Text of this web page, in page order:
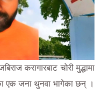
करागारबाट चोरी मुद्धामा
एक जना थुनवा भागेका छन् ।